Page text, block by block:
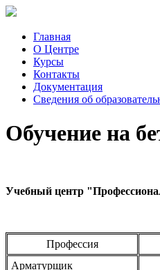
Главная
О Центре
Курсы
Контакты
Документация
Сведения об
Обучение на
Учебный центр
Профессия
Арматурщик